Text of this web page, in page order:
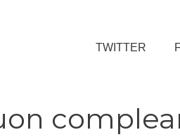
TWITTER